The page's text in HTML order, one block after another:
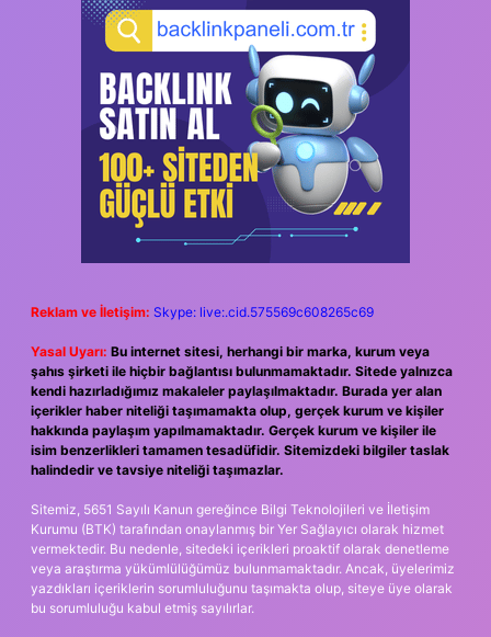
Reklam ve İletişim: Skype: live:.cid.575569c608265c69
Yasal Uyarı: Bu internet sitesi, herhangi bir marka, kurum veya
şahıs şirketi ile hiçbir bağlantısı bulunmamaktadır. Sitede yalnızca
kendi hazırladığımız makaleler paylaşılmaktadır. Burada yer alan
içerikler haber niteliği taşımamakta olup, gerçek kurum ve kişiler
hakkında paylaşım yapılmamaktadır. Gerçek kurum ve kişiler ile
isim benzerlikleri tamamen tesadüfidir. Sitemizdeki bilgiler taslak
halindedir ve tavsiye niteliği taşımazlar.
Sitemiz, 5651 Sayılı Kanun gereğince Bilgi Teknolojileri ve İletişim
Kurumu (BTK) tarafından onaylanmış bir Yer Sağlayıcı olarak hizmet
vermektedir. Bu nedenle, sitedeki içerikleri proaktif olarak denetleme
veya araştırma yükümlülüğümüz bulunmamaktadır. Ancak, üyelerimiz
yazdıkları içeriklerin sorumluluğunu taşımakta olup, siteye üye olarak
bu sorumluluğu kabul etmiş sayılırlar.